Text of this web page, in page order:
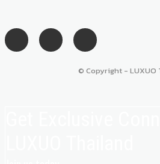
© Copyright - LUXUO